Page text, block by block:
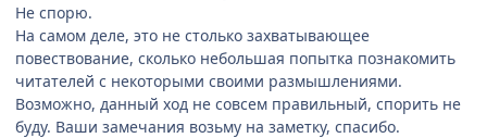
Не спорю.
На самом деле, это не столько захватывающее
повествование, сколько небольшая попытка познакомить
читателей с некоторыми своими размышлениями.
Возможно, данный ход не совсем правильный, спорить не
буду. Ваши замечания возьму на заметку, спасибо.